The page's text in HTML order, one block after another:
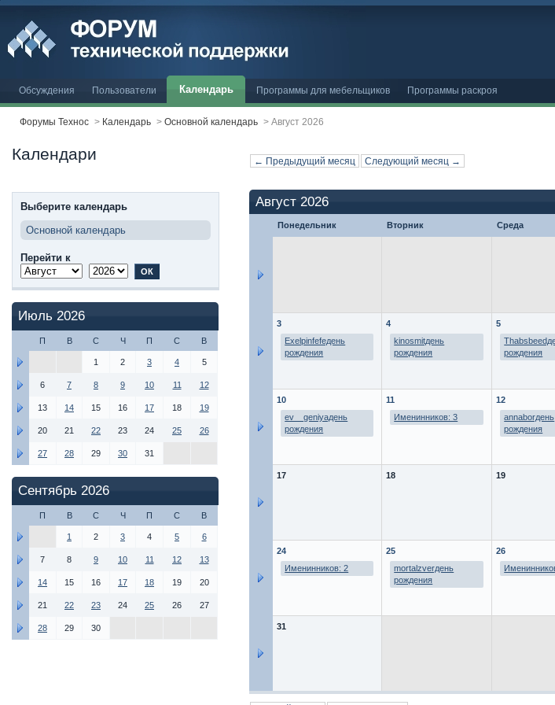
Обсуждения Пользователи Календарь Программы для мебельщиков Программы раскроя
Форумы Технос > Календарь > Основной календарь > Август 2026
Календари ← Предыдущий месяц Следующий месяц →
Август 2026
Понедельник Вторник Среда
3
Exelpinfefeдень
рождения
4
kinosmitдень
рождения
5
рождения
10
ev__geniyaдень
рождения
11
Именинников: 3
12
annaborдень
рождения
17 18 19
24
Именинников: 2
25
mortalzverдень
рождения
26
31
Выберите календарь
Основной календарь
Перейти к
Июль 2026
П В С Ч П С В
1 2 3 4 5
6 7 8 9 10 11 12
13 14 15 16 17 18 19
20 21 22 23 24 25 26
27 28 29 30 31
Сентябрь 2026
П В С Ч П С В
1 2 3 4 5 6
7 8 9 10 11 12 13
14 15 16 17 18 19 20
21 22 23 24 25 26 27
28 29 30